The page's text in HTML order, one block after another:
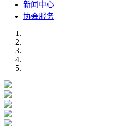
新闻中心
协会服务